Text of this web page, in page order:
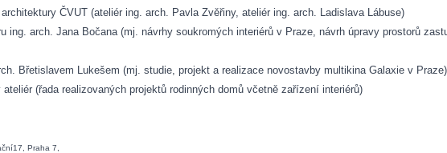
ČVUT (ateliér ing. arch. Pavla Zvěřiny, ateliér ing. arch. Ladislava Lábuse)
ing. arch. Jana Bočana (mj. návrhy soukromých interiérů v Praze, návrh úpravy prostorů
Břetislavem Lukešem (mj. studie, projekt a realizace novostavby multikina Galaxie v Praze)
(řada realizovaných projektů rodinných domů včetně zařízení interiérů)
Praha 7,